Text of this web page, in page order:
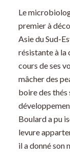
Le
premier à
Asie du Sud-
résistante à la
cours de ses
mâcher des
boire des
Boulard a pu
levure
il a donné son